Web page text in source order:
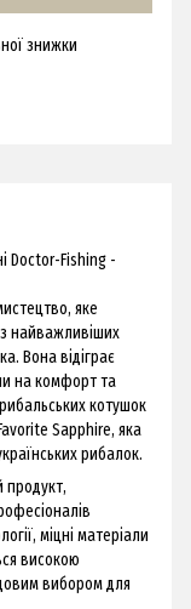
знижки
Doctor-Fishing -
яке
найважливіших
Вона відіграє
на комфорт та
котушок
Sapphire, яка
рибалок.
продукт,
міцні матеріали
високою
вибором для